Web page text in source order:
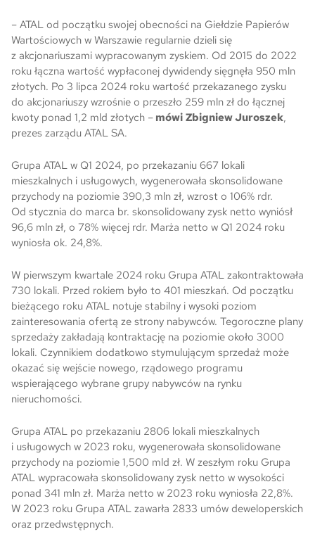
– ATAL od początku swojej obecności na Giełdzie Papierów
Wartościowych w Warszawie regularnie dzieli się
z akcjonariuszami wypracowanym zyskiem. Od 2015 do 2022
roku łączna wartość wypłaconej dywidendy sięgnęła 950 mln
złotych. Po 3 lipca 2024 roku wartość przekazanego zysku
do akcjonariuszy wzrośnie o przeszło 259 mln zł do łącznej
kwoty ponad 1,2 mld złotych – mówi Zbigniew Juroszek,
prezes zarządu ATAL SA.
Grupa ATAL w Q1 2024, po przekazaniu 667 lokali
mieszkalnych i usługowych, wygenerowała skonsolidowane
przychody na poziomie 390,3 mln zł, wzrost o 106% rdr.
Od stycznia do marca br. skonsolidowany zysk netto wyniósł
96,6 mln zł, o 78% więcej rdr. Marża netto w Q1 2024 roku
wyniosła ok. 24,8%.
W pierwszym kwartale 2024 roku Grupa ATAL zakontraktowała
730 lokali. Przed rokiem było to 401 mieszkań. Od początku
bieżącego roku ATAL notuje stabilny i wysoki poziom
zainteresowania ofertą ze strony nabywców. Tegoroczne plany
sprzedaży zakładają kontraktację na poziomie około 3000
lokali. Czynnikiem dodatkowo stymulującym sprzedaż może
okazać się wejście nowego, rządowego programu
wspierającego wybrane grupy nabywców na rynku
nieruchomości.
Grupa ATAL ­po przekazaniu 2806 lokali mieszkalnych
i usługowych w 2023 roku, wygenerowała skonsolidowane
przychody na poziomie 1,500 mld zł. W zeszłym roku Grupa
ATAL wypracowała skonsolidowany zysk netto w wysokości
ponad 341 mln zł. Marża netto w 2023 roku wyniosła 22,8%.
W 2023 roku Grupa ATAL zawarła 2833 umów deweloperskich
oraz przedwstępnych.